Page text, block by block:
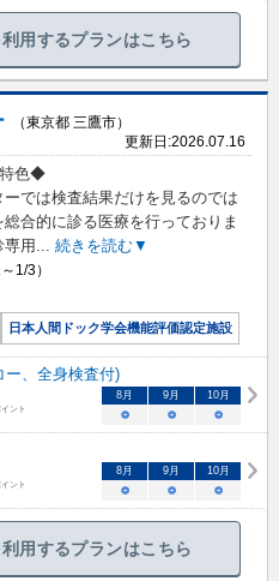
用するプランはこちら
（東京都 三鷹市）
更新日:2026.07.16
色◆
ーでは検査結果だけを見るのでは
総合的に診る医療を行っておりま
専用 ... 続きを読む▼
1/3）
日本人間ドック学会機能評価認定施設
ー、全身検査付)
イント
8月 9月 10月
○ ○ ○
イント
8月 9月 10月
○ ○ ○
用するプランはこちら